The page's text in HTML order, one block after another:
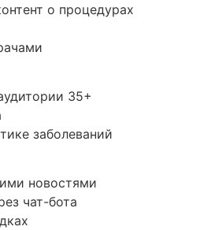
о процедурах
35+
заболеваний
новостями
чат-бота